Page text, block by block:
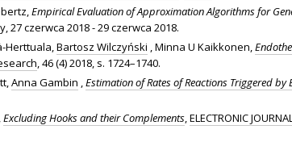
Empirical Evaluation of Approximation Algorithms for
27 czerwca 2018 - 29 czerwca 2018.
Herttuala, Bartosz Wilczyński , Minna U Kaikkonen,
, 46 (4) 2018, s. 1724–1740.
Anna Gambin Estimation of Rates of Reactions Triggered
Excluding Hooks and their Complements ELECTRONIC